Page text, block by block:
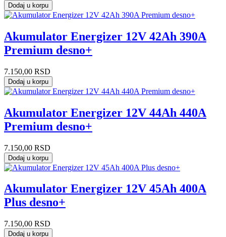
Dodaj u korpu
Akumulator Energizer 12V 42Ah 390A
Premium desno+
7.150,00 RSD
Dodaj u korpu
Akumulator Energizer 12V 44Ah 440A
Premium desno+
7.150,00 RSD
Dodaj u korpu
Akumulator Energizer 12V 45Ah 400A
Plus desno+
7.150,00 RSD
Dodaj u korpu